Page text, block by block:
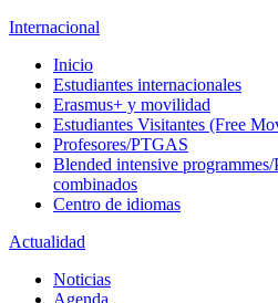
Internacional
Inicio
Estudiantes internacionales
Erasmus+ y movilidad
Estudiantes Visitantes (Free
Profesores/PTGAS
Blended intensive
combinados
Centro de idiomas
Actualidad
Noticias
Agenda